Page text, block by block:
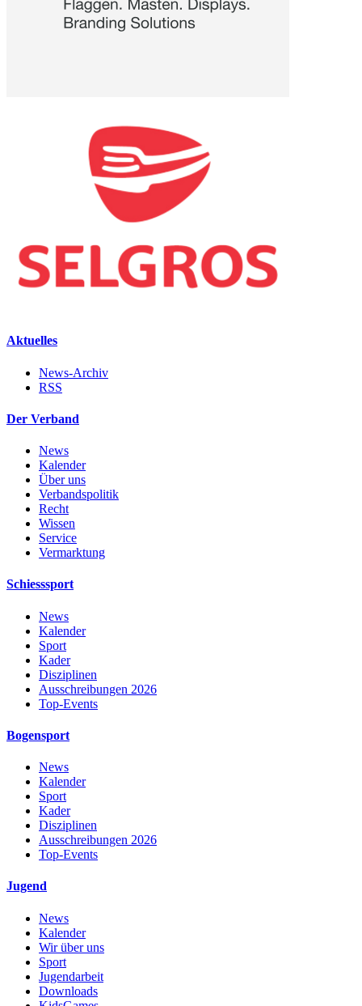
Aktuelles
News-Archiv
RSS
Der Verband
News
Kalender
Über uns
Verbandspolitik
Recht
Wissen
Service
Vermarktung
Schiesssport
News
Kalender
Sport
Kader
Disziplinen
Ausschreibungen 2026
Top-Events
Bogensport
News
Kalender
Sport
Kader
Disziplinen
Ausschreibungen 2026
Top-Events
Jugend
News
Kalender
Wir über uns
Sport
Jugendarbeit
Downloads